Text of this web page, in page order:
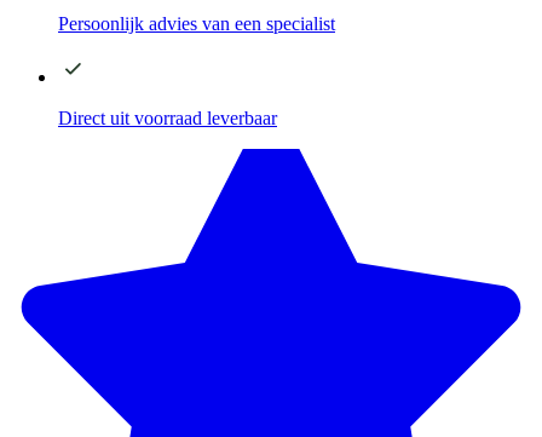
Persoonlijk advies van een specialist
Direct uit voorraad leverbaar